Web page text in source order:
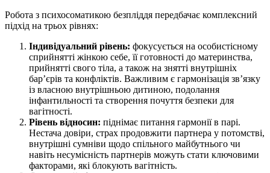
Робота з психосоматикою безпліддя передбачає комплексний
підхід на трьох рівнях:
Індивідуальний рівень: фокусується на особистісному
сприйнятті жінкою себе, її готовності до материнства,
прийнятті свого тіла, а також на знятті внутрішніх
барʼєрів та конфліктів. Важливим є гармонізація звʼязку
із власною внутрішньою дитиною, подолання
інфантильності та створення почуття безпеки для
вагітності.
Рівень відносин: піднімає питання гармонії в парі.
Нестача довіри, страх продовжити партнера у потомстві,
внутрішні сумніви щодо спільного майбутнього чи
навіть несумісність партнерів можуть стати ключовими
факторами, які блокують вагітність.